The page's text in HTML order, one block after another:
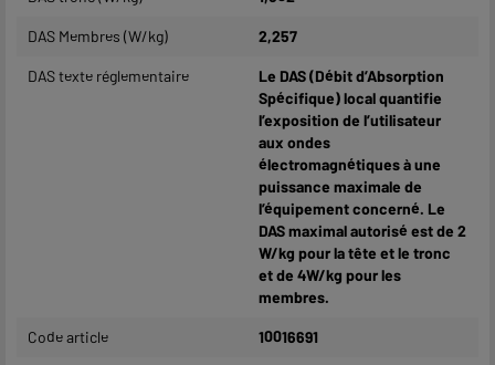
DAS Membres (W/kg) 2,257
DAS texte réglementaire
Le DAS (Débit d’Absorption
Spécifique) local quantifie
l’exposition de l’utilisateur
aux ondes
électromagnétiques à une
puissance maximale de
l’équipement concerné. Le
DAS maximal autorisé est de 2
W/kg pour la tête et le tronc
et de 4W/kg pour les
membres.
Code article 10016691